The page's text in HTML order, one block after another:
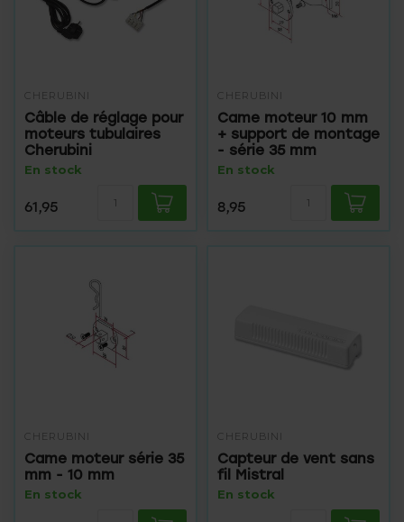
CHERUBINI
Câble de réglage pour
moteurs tubulaires
Cherubini
En stock
61,95
CHERUBINI
Came moteur 10 mm
+ support de montage
- série 35 mm
En stock
8,95
CHERUBINI
Came moteur série 35
mm - 10 mm
En stock
CHERUBINI
Capteur de vent sans
fil Mistral
En stock